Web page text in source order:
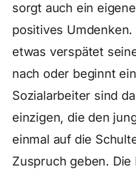
sorgt auch ein
positives
etwas verspätet
nach oder beginnt
Sozialarbeiter sind
einzigen, die den
einmal auf die
Zuspruch geben.